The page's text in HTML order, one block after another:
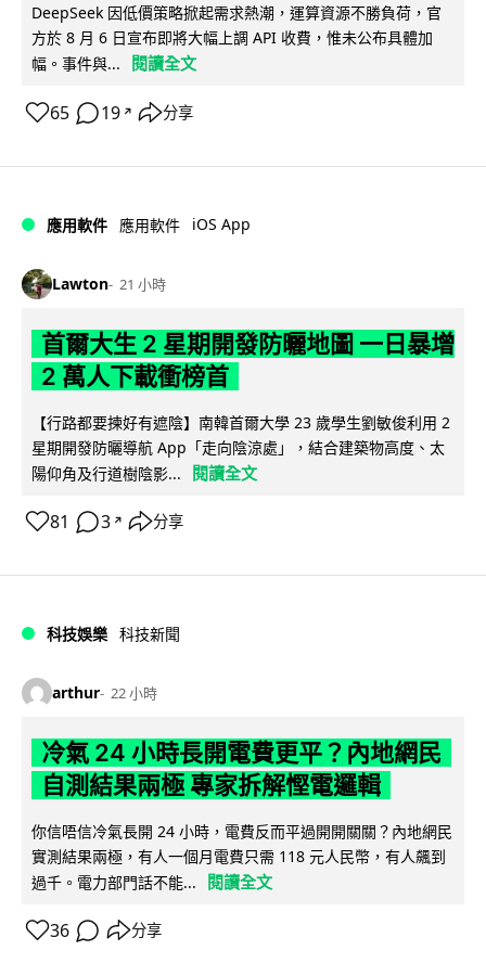
DeepSeek 因低價策略掀起需求熱潮，運算資源不勝負荷，官
方於 8 月 6 日宣布即將大幅上調 API 收費，惟未公布具體加
幅。事件與...
閱讀全文
65 19 ↗ 分享
應用軟件 應用軟件 iOS App
Lawton 21 小時
首爾大生 2 星期開發防曬地圖 一日暴增
2 萬人下載衝榜首
【行路都要揀好有遮陰】南韓首爾大學 23 歲學生劉敏俊利用 2
星期開發防曬導航 App「走向陰涼處」，結合建築物高度、太
陽仰角及行道樹陰影...
閱讀全文
81 3 ↗ 分享
科技娛樂 科技新聞
arthur 22 小時
冷氣 24 小時長開電費更平？內地網民
自測結果兩極 專家拆解慳電邏輯
你信唔信冷氣長開 24 小時，電費反而平過開開關關？內地網民
實測結果兩極，有人一個月電費只需 118 元人民幣，有人飆到
過千。電力部門話不能...
閱讀全文
36 分享